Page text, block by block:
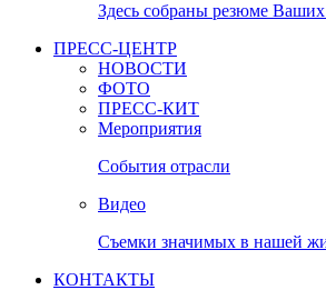
Здесь собраны резюме
ПРЕСС-ЦЕНТР
НОВОСТИ
ФОТО
ПРЕСС-КИТ
Мероприятия
События отрасли
Видео
Съемки значимых в нашей
КОНТАКТЫ